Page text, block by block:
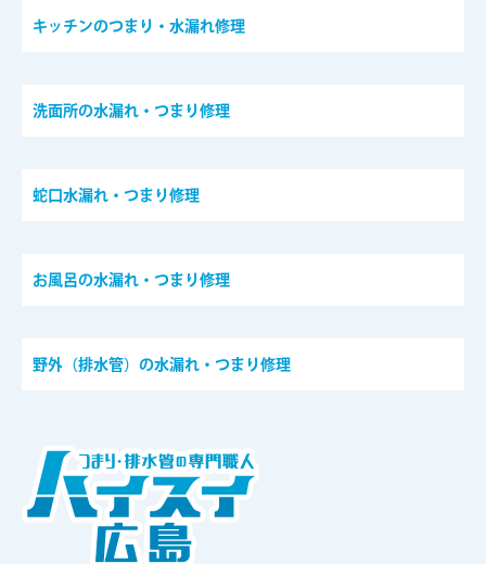
キッチンのつまり・水漏れ修理
洗面所の水漏れ・つまり修理
蛇口水漏れ・つまり修理
お風呂の水漏れ・つまり修理
野外（排水管）の水漏れ・つまり修理